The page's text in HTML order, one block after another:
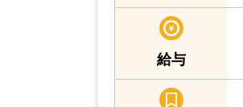
給与